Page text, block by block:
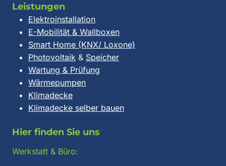
Leistungen
Elektroinstallation
E-Mobilität & Wallboxen
Smart Home (KNX/ Loxone)
Photovoltaik & Speicher
Wartung & Prüfung
Wärmepumpen
Klimadecke
Klimadecke selber bauen
Hier finden Sie uns
Werkstatt & Büro: